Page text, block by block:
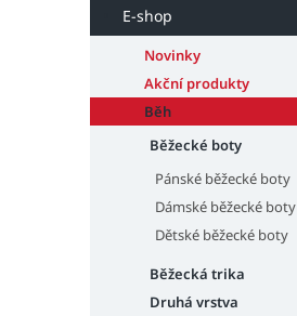
a
í
p
E-shop
Novinky
Akční produkty
Běh
Běžecké boty
Pánské běžecké boty
Dámské běžecké boty
Dětské běžecké boty
Běžecká trika
Druhá vrstva